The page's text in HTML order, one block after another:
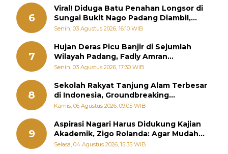
6
Viral! Diduga Batu Penahan Longsor di
Sungai Bukit Nago Padang Diambil,
Warga Khawatir Bencana Terulang
Senin, 03 Agustus 2026, 16:10 WIB
7
Hujan Deras Picu Banjir di Sejumlah
Wilayah Padang, Fadly Amran
Perintahkan OPD Siaga
Senin, 03 Agustus 2026, 17:30 WIB
8
Sekolah Rakyat Tanjung Alam Terbesar
di Indonesia, Groundbreaking
September
Kamis, 06 Agustus 2026, 09:05 WIB
9
Aspirasi Nagari Harus Didukung Kajian
Akademik, Zigo Rolanda: Agar Mudah
Diperjuangkan di Kementerian
Selasa, 04 Agustus 2026, 15:35 WIB